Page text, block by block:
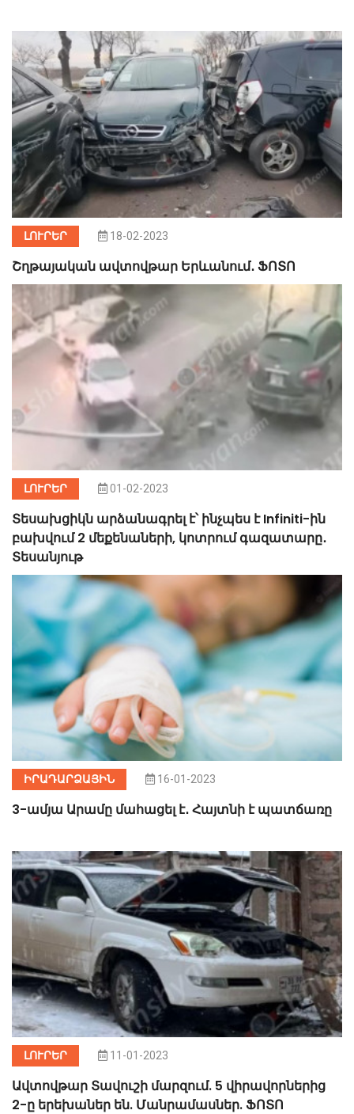
ԼՈՒՐԵՐ 18-02-2023
Շղթայական ավտովթար Երևանում․ ՖՈՏՈ
ԼՈՒՐԵՐ 01-02-2023
Տեսախցիկն արձանագրել է՝ ինչպես է Infiniti-ին
բախվում 2 մեքենաների, կոտրում գազատարը․
Տեսանյութ
ԻՐԱԴԱՐՁԱՅԻՆ 16-01-2023
3-ամյա Արամը մահացել է․ Հայտնի է պատճառը
ԼՈՒՐԵՐ 11-01-2023
Ավտովթար Տավուշի մարզում. 5 վիրավորներից
2-ը երեխաներ են. Մանրամասներ. ՖՈՏՈ